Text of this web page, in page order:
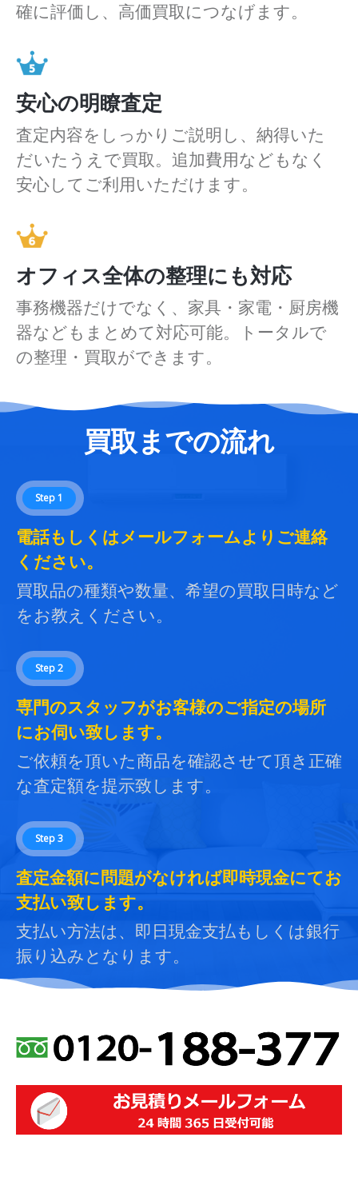
確に評価し、高価買取につなげます。
安心の明瞭査定
査定内容をしっかりご説明し、納得いた
だいたうえで買取。追加費用などもなく
安心してご利用いただけます。
オフィス全体の整理にも対応
事務機器だけでなく、家具・家電・厨房機
器などもまとめて対応可能。トータルで
の整理・買取ができます。
買取までの流れ
Step 1
電話もしくはメールフォームよりご連絡
ください。
買取品の種類や数量、希望の買取日時など
をお教えください。
Step 2
専門のスタッフがお客様のご指定の場所
にお伺い致します。
ご依頼を頂いた商品を確認させて頂き正確
な査定額を提示致します。
Step 3
査定金額に問題がなければ即時現金にてお
支払い致します。
支払い方法は、即日現金支払もしくは銀行
振り込みとなります。